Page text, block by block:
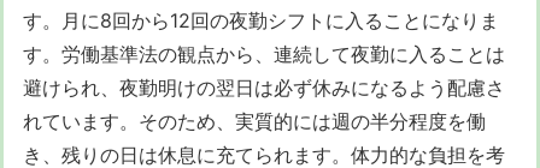
す。月に8回から12回の夜勤シフトに入ることになりま
す。労働基準法の観点から、連続して夜勤に入ることは
避けられ、夜勤明けの翌日は必ず休みになるよう配慮さ
れています。そのため、実質的には週の半分程度を働
き、残りの日は休息に充てられます。体力的な負担を考